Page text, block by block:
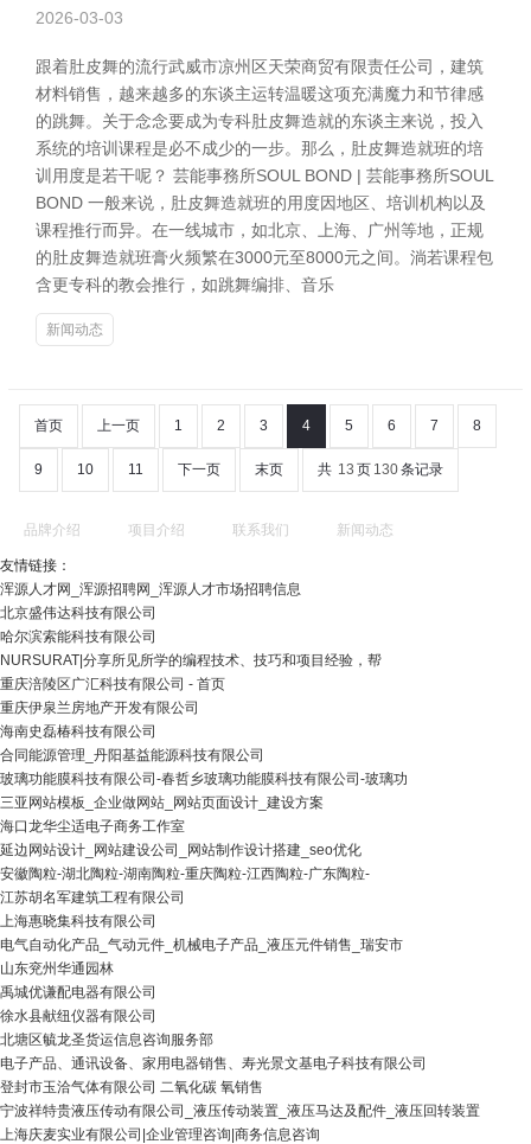
2026-03-03
跟着肚皮舞的流行武威市凉州区天荣商贸有限责任公司，建筑
材料销售，越来越多的东谈主运转温暖这项充满魔力和节律感
的跳舞。关于念念要成为专科肚皮舞造就的东谈主来说，投入
系统的培训课程是必不成少的一步。那么，肚皮舞造就班的培
训用度是若干呢？ 芸能事務所SOUL BOND | 芸能事務所SOUL
BOND 一般来说，肚皮舞造就班的用度因地区、培训机构以及
课程推行而异。在一线城市，如北京、上海、广州等地，正规
的肚皮舞造就班膏火频繁在3000元至8000元之间。淌若课程包
含更专科的教会推行，如跳舞编排、音乐
新闻动态
首页 上一页 1 2 3 4 5 6 7 8
9 10 11 下一页 末页 共 13 页 130条记录
品牌介绍 项目介绍 联系我们 新闻动态
友情链接：
浑源人才网_浑源招聘网_浑源人才市场招聘信息
北京盛伟达科技有限公司
哈尔滨索能科技有限公司
NURSURAT|分享所见所学的编程技术、技巧和项目经验，帮
重庆涪陵区广汇科技有限公司 - 首页
重庆伊泉兰房地产开发有限公司
海南史磊椿科技有限公司
合同能源管理_丹阳基益能源科技有限公司
玻璃功能膜科技有限公司-春哲乡玻璃功能膜科技有限公司-玻璃功
三亚网站模板_企业做网站_网站页面设计_建设方案
海口龙华尘适电子商务工作室
延边网站设计_网站建设公司_网站制作设计搭建_seo优化
安徽陶粒-湖北陶粒-湖南陶粒-重庆陶粒-江西陶粒-广东陶粒-
江苏胡名军建筑工程有限公司
上海惠晓集科技有限公司
电气自动化产品_气动元件_机械电子产品_液压元件销售_瑞安市
山东兖州华通园林
禹城优谦配电器有限公司
徐水县献纽仪器有限公司
北塘区毓龙圣货运信息咨询服务部
电子产品、通讯设备、家用电器销售、寿光景文基电子科技有限公司
登封市玉洽气体有限公司 二氧化碳 氧销售
宁波祥特贵液压传动有限公司_液压传动装置_液压马达及配件_液压回转装置
上海庆麦实业有限公司|企业管理咨询|商务信息咨询